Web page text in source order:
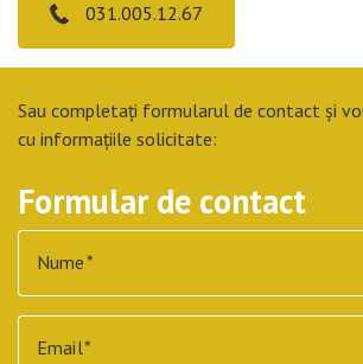
031.005.12.67
Sau completați formularul de contact și
cu informațiile solicitate:
Formular de contact
Nume
Email